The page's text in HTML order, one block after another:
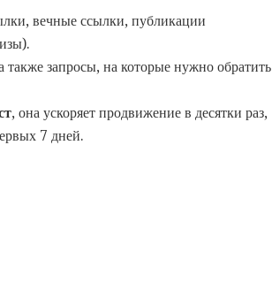
вечные ссылки, публикации
запросы, на которые нужно обратить
, она ускоряет продвижение в десятки раз,
7 дней.